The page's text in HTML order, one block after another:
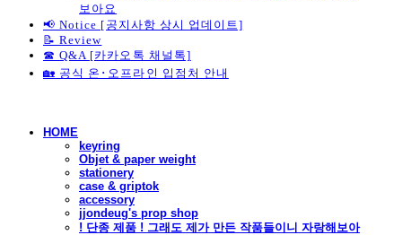
보아요
📢 Notice [공지사항 상시 업데이트]
📝 Review
☎ Q&A [카카오톡 채널톡]
🏡 공식 온･오프라인 입점처 안내
HOME
keyring
Objet & paper weight
stationery
case & griptok
accessory
jjondeug's prop shop
! 단종 제품 ! 그래도 제가 만든 작품들이니 자랑해보아